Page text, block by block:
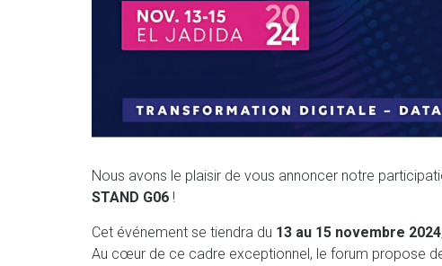
Nous avons le plaisir de vous annoncer notre
STAND G06 !
Cet événement se tiendra du 13 au 15 novembre 2024
Au cœur de ce cadre exceptionnel, le forum propose